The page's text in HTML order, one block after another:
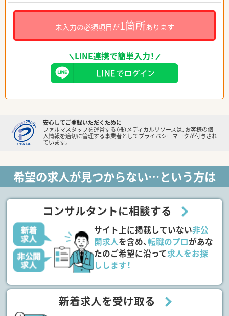
未入力の必須項目が1箇所あります
LINE連携で簡単入力！
安心してご登録いただくために
ファルマスタッフを運営する（株）メディカルリソースは、お客様の個
人情報を適切に管理する事業者としてプライバシーマークが付与され
ています。
希望の求人が見つからない…という方は
コンサルタントに相談する
サイト上に掲載していない非公
開求人を含め、転職のプロがあな
たのご希望に沿って求人をお探
しします！
新着求人を受け取る